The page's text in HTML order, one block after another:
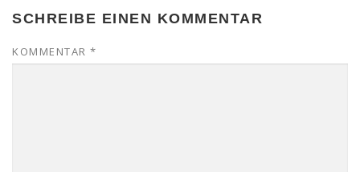
SCHREIBE EINEN KOMMENTAR
KOMMENTAR *